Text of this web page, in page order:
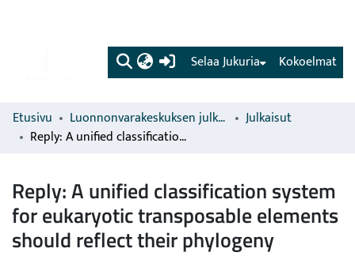
(current) Kokoelmat
Selaa Jukuria
Etusivu Luonnonvarakeskuksen julkaisut
Julkaisut
Reply: A unified classification system for eukaryotic transposable elements should reflect their phylogeny
Reply: A unified classification system
for eukaryotic transposable elements
should reflect their phylogeny